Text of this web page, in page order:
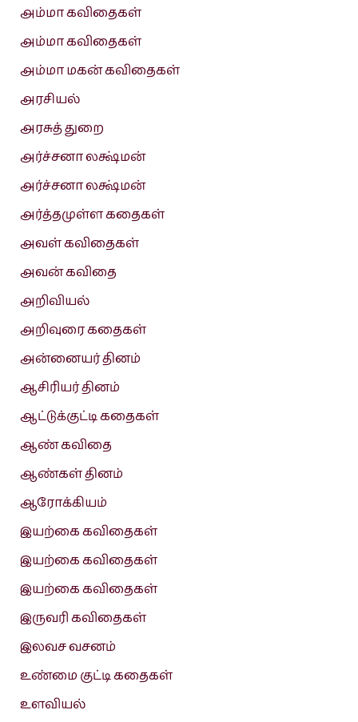
அம்மா கவிதைகள்
அம்மா கவிதைகள்
அம்மா மகன் கவிதைகள்
அரசியல்
அரசுத் துறை
அர்ச்சனா லக்ஷ்மன்
அர்ச்சனா லக்ஷ்மன்
அர்த்தமுள்ள கதைகள்
அவள் கவிதைகள்
அவன் கவிதை
அறிவியல்
அறிவுரை கதைகள்
அன்னையர் தினம்
ஆசிரியர் தினம்
ஆட்டுக்குட்டி கதைகள்
ஆண் கவிதை
ஆண்கள் தினம்
ஆரோக்கியம்
இயற்கை கவிதைகள்
இயற்கை கவிதைகள்
இயற்கை கவிதைகள்
இருவரி கவிதைகள்
இலவச வசனம்
உண்மை குட்டி கதைகள்
உளவியல்